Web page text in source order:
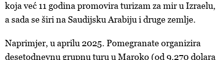
koja već 11 godina promovira turizam za mir u Izraelu,
a sada se širi na Saudijsku Arabiju i druge zemlje.
Naprimjer, u aprilu 2025. Pomegranate organizira
desetodnevnu grupnu turu u Maroko (od 9.270 dolara